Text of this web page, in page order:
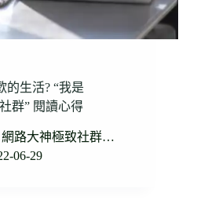
的生活? “我是
群” 閱讀心得
網路大神極致社群…
06-29